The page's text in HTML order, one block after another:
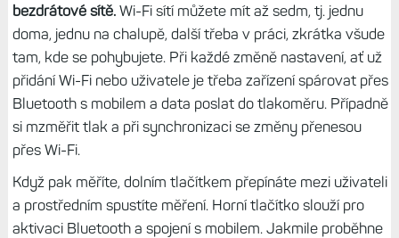
bezdrátové sítě.Wi-Fi sítí můžete mít až sedm, tj. jednu
doma, jednu na chalupě, další třeba v práci, zkrátka všude
tam, kde se pohybujete. Při každé změně nastavení, ať už
přidání Wi-Fi nebo uživatele je třeba zařízení spárovat přes
Bluetooth s mobilem a data poslat do tlakoměru. Případně
si mzměřit tlak a při synchronizaci se změny přenesou
přes Wi-Fi.
Když pak měříte, dolním tlačítkem přepínáte mezi uživateli
a prostředním spustíte měření. Horní tlačítko slouží pro
aktivaci Bluetooth a spojení s mobilem. Jakmile proběhne